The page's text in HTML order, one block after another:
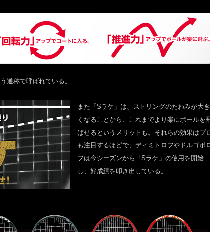
通称で呼ばれている。
また「Sラケ」は、ストリングのたわみが大き
くなることから、これまでより楽にボールを
ばせるというメリットも。それらの効果はプ
も注目するほどで、ディミトロフやドルゴポ
フは今シーズンから「Sラケ」の使用を開始
し、好成績を叩き出している。